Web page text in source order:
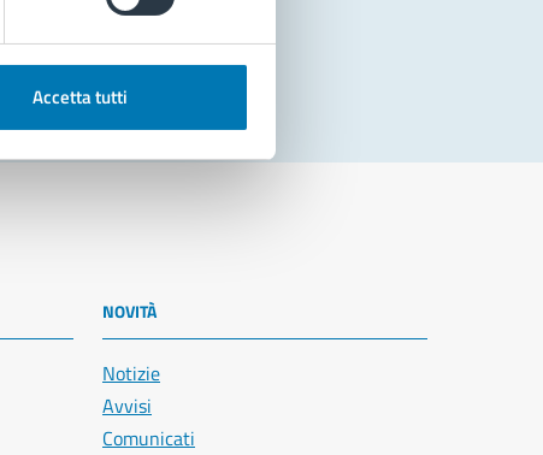
Accetta tutti
NOVITÀ
Notizie
Avvisi
Comunicati